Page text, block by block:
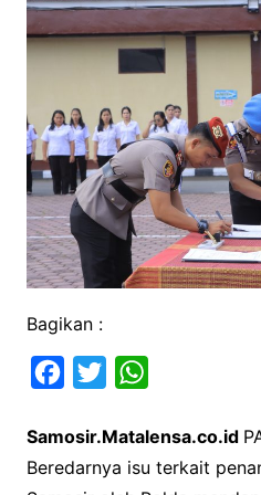
Bagikan :
c
e
i
t
a
t
Samosir.Matalensa.co.id
Beredarnya isu terkait